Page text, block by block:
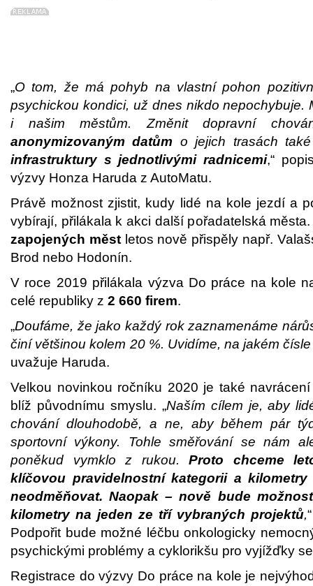
„O tom, že mápohyb na vlastní pohon
psychickou kondici, už dnes nikdo nepochybuje.
i našim městům. Změnit dopravní
anonymizovaným datům o jejich trasách
infrastruktury s jednotlivými radnicemi,“
výzvy Honza Haruda z AutoMatu.
Právě možnost zjistit, kudy lidé na kole jezdí a
vybírají, přilákala k akci další pořadatelská
zapojených měst letos nově přispěly např.
Brod nebo Hodonín.
V roce 2019 přilákala výzva Do práce na kole
celé republiky z 2 660 firem.
„Doufáme, že jako každý rok zaznamenáme
činí většinou kolem 20 %. Uvidíme, na jakém
uvažuje Haruda.
Velkou novinkou ročníku 2020 je také
blíž původnímu smyslu. „Naším cílem je, aby
chování dlouhodobě, a ne, aby během pár
sportovní výkony. Tohle směřování se nám
poněkud vymklo z rukou.Proto chceme
klíčovou pravidelnostní kategorii a
neodměňovat. Naopak – nově bude
kilometry na jeden ze tří vybraných projektů,
Podpořit bude možné léčbu onkologicky
psychickými problémy a cyklorikšu pro vyjížďky
Registrace do výzvy Do práce na kole je